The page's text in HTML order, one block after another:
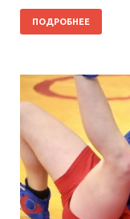
ПОДРОБНЕЕ